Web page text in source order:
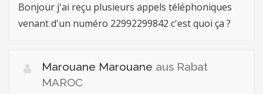
Bonjour j'ai reçu plusieurs appels téléphoniques
venant d'un numéro 22992299842 c'est quoi ça ?
Marouane Marouane aus Rabat
MAROC